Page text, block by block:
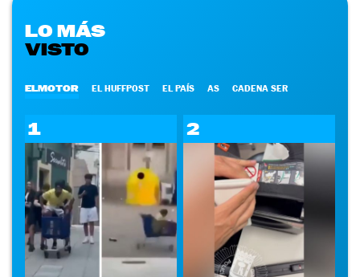
LO MÁS
VISTO
ELMOTOR EL HUFFPOST EL PAÍS AS CADENA SER
1 2